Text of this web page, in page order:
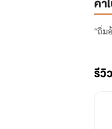
“ถิ่ม
รีวิ